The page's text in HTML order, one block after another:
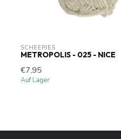
SCHEEPJES
METROPOLIS - 025 - NICE
€7,95
Auf Lager